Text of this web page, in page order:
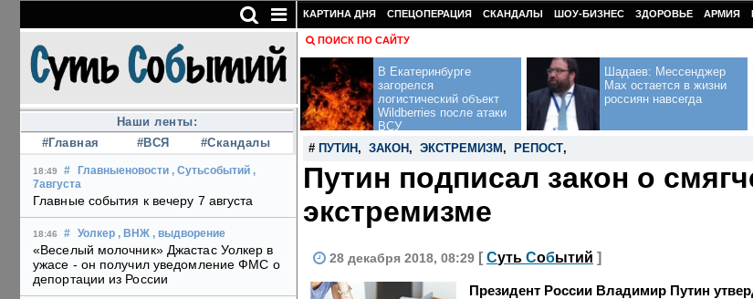
Наши ленты:
#Главная
#ВСЯ #Скандалы
18:49 # Главныеновости , Сутьсобытий ,
7августа
Главные события к вечеру 7 августа
18:46 # Уолкер , ВНЖ , выдворение
«Веселый молочник» Джастас Уолкер в
ужасе - он получил уведомление ФМС о
депортации из России
КАРТИНА ДНЯ СПЕЦОПЕРАЦИЯ СКАНДАЛЫ ШОУ-БИЗНЕС ЗДОРОВЬЕ АРМИЯ
ПОИСК ПО САЙТУ
В Екатеринбурге
загорелся
логистический объект
Wildberries после атаки
ВСУ
Шадаев: Мессенджер
Max остается в жизни
россиян навсегда
# ПУТИН , ЗАКОН , ЭКСТРЕМИЗМ , РЕПОСТ,
Путин подписал закон о
экстремизме
28 декабря 2018, 08:29 [ Суть Событий ]
Президент России Владимир Путин